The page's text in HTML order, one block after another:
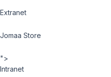
Extranet
Jomaa Store
">
Intranet